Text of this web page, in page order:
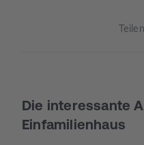
Die interessante
Einfamilienhaus